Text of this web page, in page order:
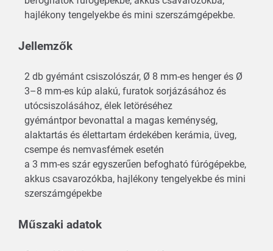
hajlékony tengelyekbe és mini szerszámgépekbe.
Jellemzők
2 db gyémánt csiszolószár, Ø 8 mm-es henger és Ø
3–8 mm-es kúp alakú, furatok sorjázásához és
utócsiszolásához, élek letöréséhez
gyémántpor bevonattal a magas keménység,
alaktartás és élettartam érdekében kerámia, üveg,
csempe és nemvasfémek esetén
a 3 mm-es szár egyszerűen befogható fúrógépekbe,
akkus csavarozókba, hajlékony tengelyekbe és mini
szerszámgépekbe
Műszaki adatok